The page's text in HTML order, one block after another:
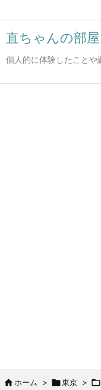
直ちゃんの部
個人的に体験したことや
 ホーム > 東京 > 